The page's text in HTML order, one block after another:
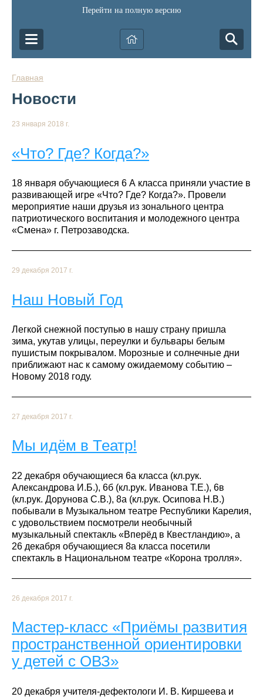
Перейти на полную версию
Главная
Новости
23 января 2018 г.
«Что? Где? Когда?»
18 января обучающиеся 6 А класса приняли участие в
развивающей игре «Что? Где? Когда?». Провели
мероприятие наши друзья из зонального центра
патриотического воспитания и молодежного центра
«Смена» г. Петрозаводска.
29 декабря 2017 г.
Наш Новый Год
Легкой снежной поступью в нашу страну пришла
зима, укутав улицы, переулки и бульвары белым
пушистым покрывалом. Морозные и солнечные дни
приближают нас к самому ожидаемому событию –
Новому 2018 году.
27 декабря 2017 г.
Мы идём в Театр!
22 декабря обучающиеся 6а класса (кл.рук.
Александрова И.Б.), 6б (кл.рук. Иванова Т.Е.), 6в
(кл.рук. Дорунова С.В.), 8а (кл.рук. Осипова Н.В.)
побывали в Музыкальном театре Республики Карелия,
с удовольствием посмотрели необычный
музыкальный спектакль «Вперёд в Квестландию», а
26 декабря обучающиеся 8а класса посетили
спектакль в Национальном театре «Корона тролля».
26 декабря 2017 г.
Мастер-класс «Приёмы развития
пространственной ориентировки
у детей с ОВЗ»
20 декабря учителя-дефектологи И. В. Киршеева и